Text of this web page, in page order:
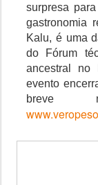
surpresa
gastronomia
Kalu, é uma
do Fórum
ancestral no
evento
breve